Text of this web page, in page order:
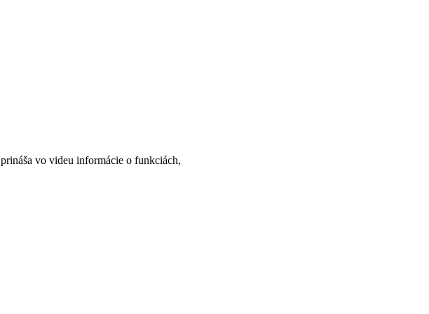
prináša vo videu informácie o funkciách,